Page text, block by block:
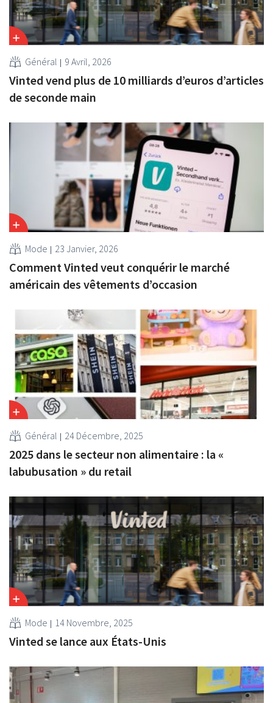
Général 9 Avril, 2026
Vinted vend plus de 10 milliards d’euros d’articles
de seconde main
Mode 23 Janvier, 2026
Comment Vinted veut conquérir le marché
américain des vêtements d’occasion
Général 24 Décembre, 2025
2025 dans le secteur non alimentaire : la «
labubusation » du retail
Mode 14 Novembre, 2025
Vinted se lance aux États-Unis